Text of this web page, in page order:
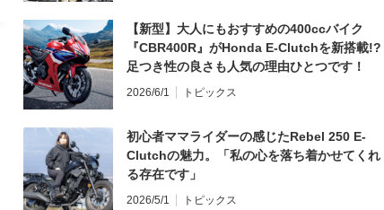
【新型】大人にもおすすめの400ccバイク
『CBR400R』がHonda E-Clutchを新搭載!?
足つき性の良さも人気の理由ひとつです！
2026/6/1 トピックス
初心者ママライダーの感じたRebel 250 E-
Clutchの魅力。「私の心を落ち着かせてくれ
る存在です」
2026/5/1 トピックス